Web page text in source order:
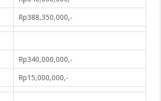
Rp388,350,000,-
Rp340,000,000,-
Rp15,000,000,-